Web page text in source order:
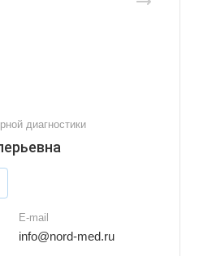
диагностики
E-mail
info@nord-med.ru